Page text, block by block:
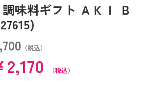
味料ギフト ＡＫＩ Ｂ
（税込）
2,170 （税込）